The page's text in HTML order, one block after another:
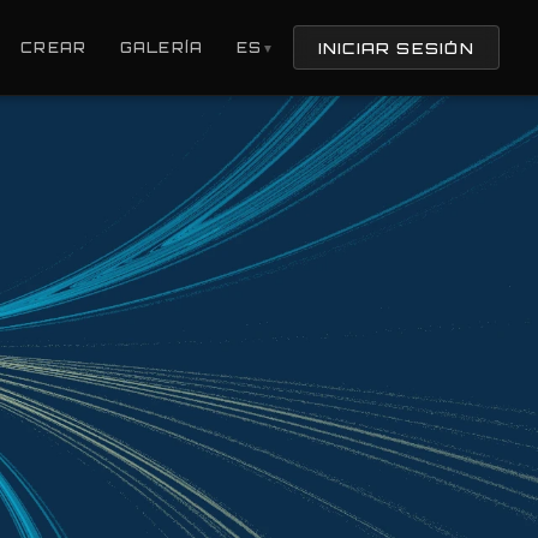
CREAR GALERÍA ES ▼ INICIAR SESIÓN